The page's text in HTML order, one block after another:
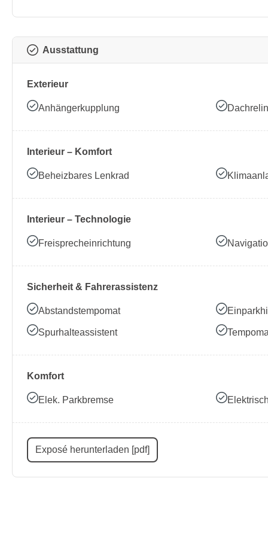
Ausstattung
Exterieur
Anhängerkupplung
Interieur – Komfort
Beheizbares Lenkrad
Interieur – Technologie
Freisprecheinrichtung
Sicherheit & Fahrerassistenz
Abstandstempomat
Spurhalteassistent
Komfort
Elek. Parkbremse
Exposé herunterladen [pdf]